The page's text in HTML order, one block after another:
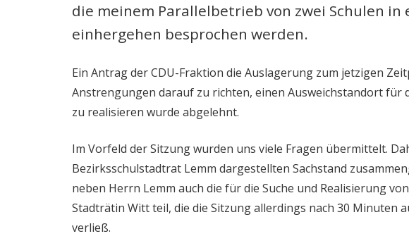
die meinem Parallelbetrieb von zwei Schulen in
einhergehen besprochen werden.
Ein Antrag der CDU-Fraktion die Auslagerung zum jetzigen
Anstrengungen darauf zu richten, einen Ausweichstandort für
zu realisieren wurde abgelehnt.
Im Vorfeld der Sitzung wurden uns viele Fragen übermittelt.
Bezirksschulstadtrat Lemm dargestellten Sachstand
neben Herrn Lemm auch die für die Suche und Realisierung
Stadträtin Witt teil, die die Sitzung allerdings nach 30 Minuten
verließ.